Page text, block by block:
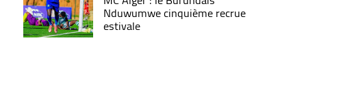
Nduwumwe cinquième recrue
estivale